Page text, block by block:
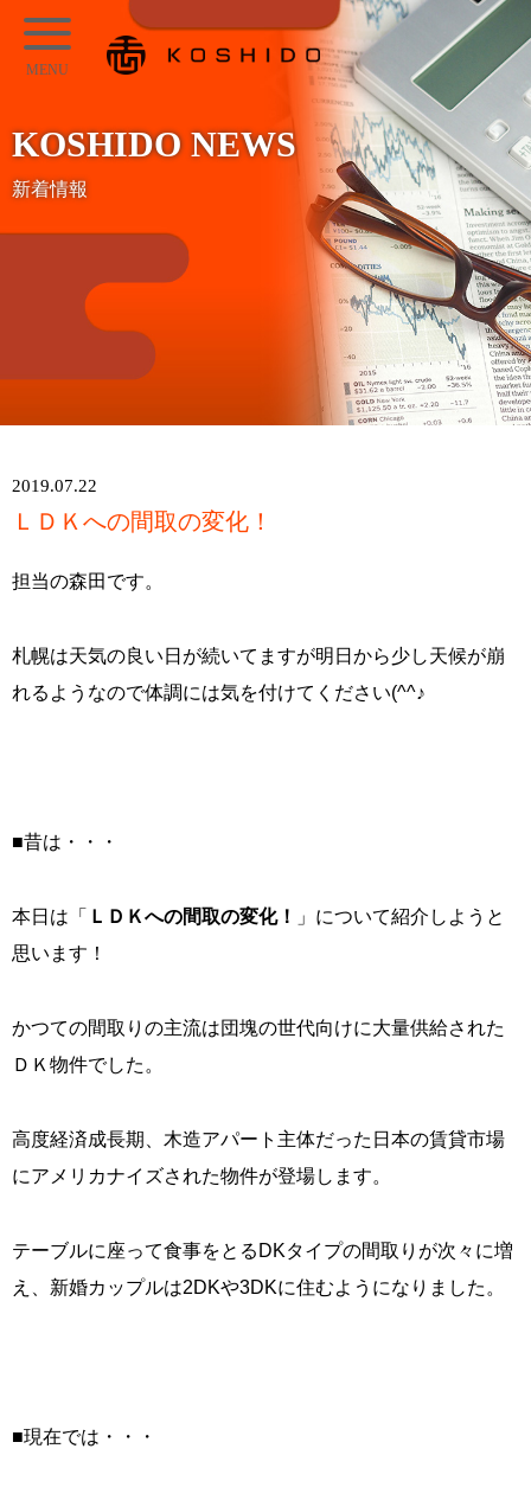
コ
ン
テ
ン
キ
ッ
KOSHIDO
メ
ュ
ー
KOSHIDO NEWS
新着情報
2019.07.22
ＬＤＫへの間取の変化！
担当の森田です。
札幌は天気の良い日が続いてますが明日から少し天候が崩
れるようなので体調には気を付けてください(^^♪
■昔は・・・
本日は「 ＬＤＫへの間取の変化！
」について紹介しようと
思います！
かつての間取りの主流は団塊の世代向けに大量供給された
ＤＫ物件でした。
高度経済成長期、木造アパート主体だった日本の賃貸市場
にアメリカナイズされた物件が登場します。
テーブルに座って食事をとるDKタイプの間取りが次々に増
え、新婚カップルは2DKや3DKに住むようになりました。
■現在では・・・